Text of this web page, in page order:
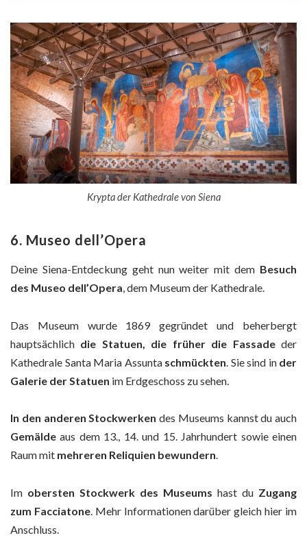
Krypta der Kathedrale von Siena
6. Museo dell’Opera
Deine Siena-Entdeckung geht nun weiter mit dem Besuch
des Museo dell’Opera, dem Museum der Kathedrale.
Das Museum wurde 1869 gegründet und beherbergt
hauptsächlich die Statuen, die früher die Fassadeder
Kathedrale Santa Maria Assunta schmückten . Sie sind in der
Galerie der Statuen im Erdgeschoss zu sehen.
In den anderen Stockwerken des Museums kannst du auch
Gemäldeaus dem 13., 14. und 15. Jahrhundert sowie einen
Raum mit mehreren Reliquien bewundern.
Im obersten Stockwerk des Museums hast du Zugang
zum Facciatone. Mehr Informationen darüber gleich hier im
Anschluss.